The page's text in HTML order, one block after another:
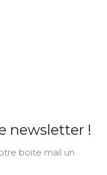
newsletter !
boite mail un